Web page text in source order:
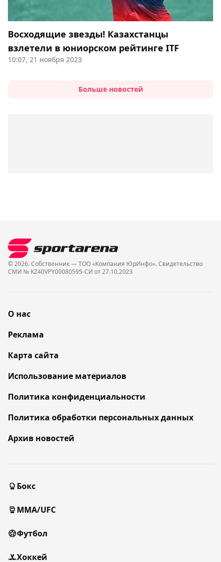
Восходящие звезды! Казахстанцы
взлетели в юниорском рейтинге ITF
10:07, 21 ноября 2023
Больше новостей
© 2026. Собственник — ТОО «Компания ЮрИнфо». Cвидетельство
СМИ № KZ40VPY00080595-СИ от 27.10.2023
О нас
Реклама
Карта сайта
Использование материалов
Политика конфиденциальности
Политика обработки персональных данных
Архив новостей
Бокс
MMA/UFC
Футбол
Хоккей